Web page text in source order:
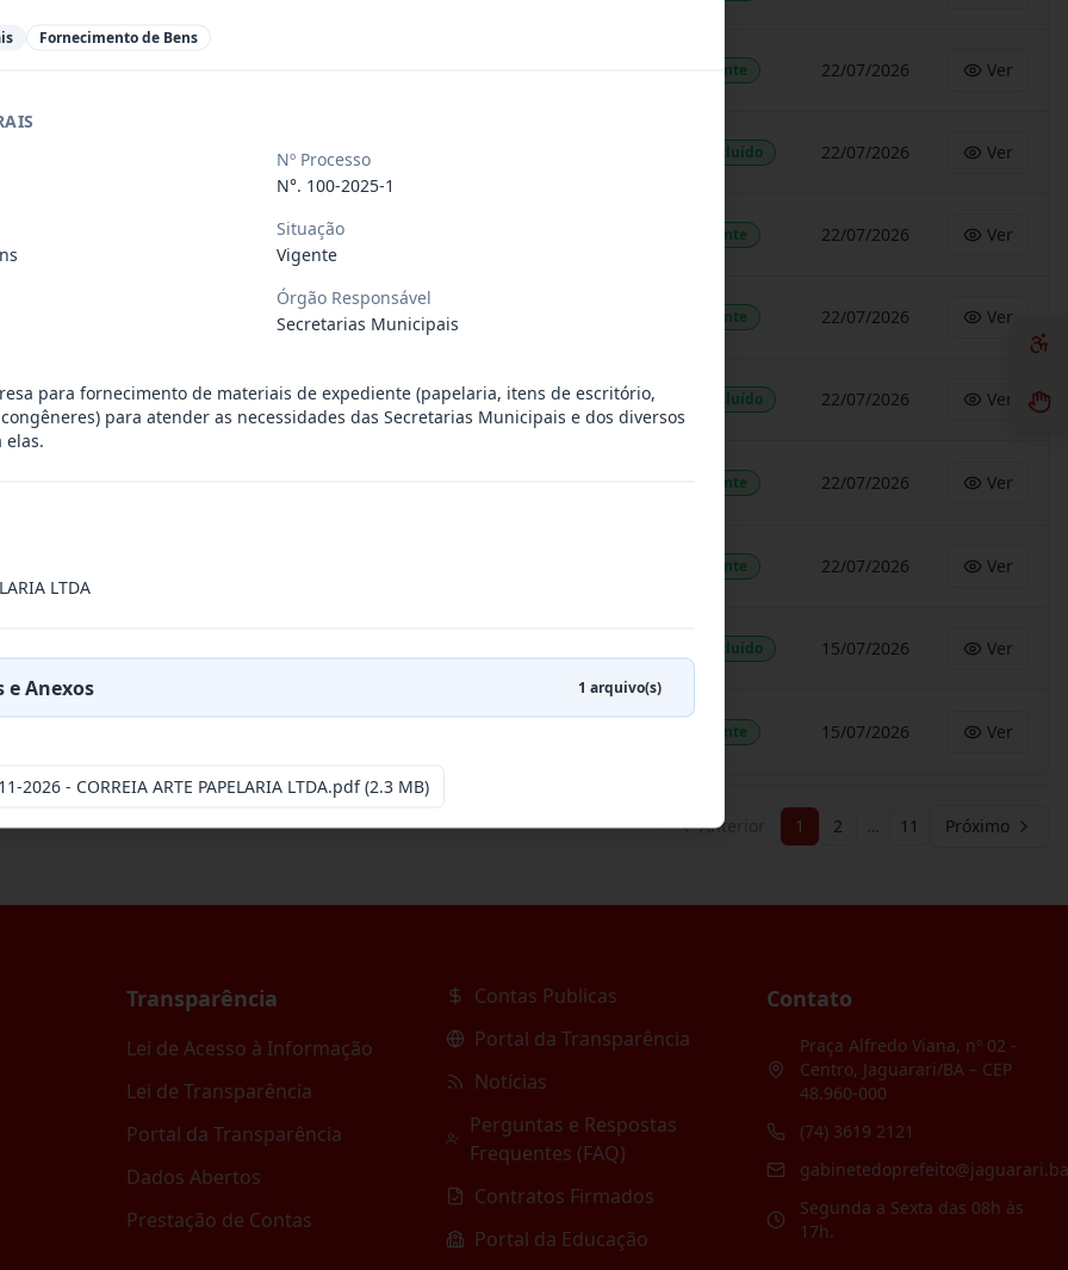
Vigente 22/07/2026 Ver
JURÍDICA ESPECIALIZADA, REPRESENTANTE Concluído 22/07/2026 Ver
de itens de hortifruti (frutas, l... Vigente 22/07/2026 Ver
de itens de hortifruti (frutas, l... Vigente 22/07/2026 Ver
JURÍDICA, REPRESENTANTE EXCLUSIVO DA B... Concluído 22/07/2026 Ver
Vigente 22/07/2026 Ver
de itens de hortifruti (frutas, l Vigente 22/07/2026 Ver
Concluído 15/07/2026 Ver
Vigente 15/07/2026 Ver
Anterior 1 2 … 11 Próximo
Transparência
Lei de Acesso à Informação
Lei de Transparência
Portal da Transparência
Dados Abertos
Prestação de Contas
Contas Publicas
Portal da Transparência
Notícias
Perguntas e Respostas
Frequentes (FAQ)
Contratos Firmados
Portal da Educação
Contato
Praça Alfredo Viana, nº 02 -
Centro, Jaguarari/BA – CEP
48.960-000
(74) 3619 2121
Segunda a Sexta das 08h às
17h.
Fornecimento de Bens
Nº Processo
N°. 100-2025-1
Situação
Vigente
Órgão Responsável
Secretarias Municipais
para fornecimento de materiais de expediente (papelaria, itens de escritório,
para atender as necessidades das Secretarias Municipais e dos diversos
elas.
LTDA
e Anexos 1 arquivo(s)
2026 - CORREIA ARTE PAPELARIA LTDA.pdf(2.3 MB)